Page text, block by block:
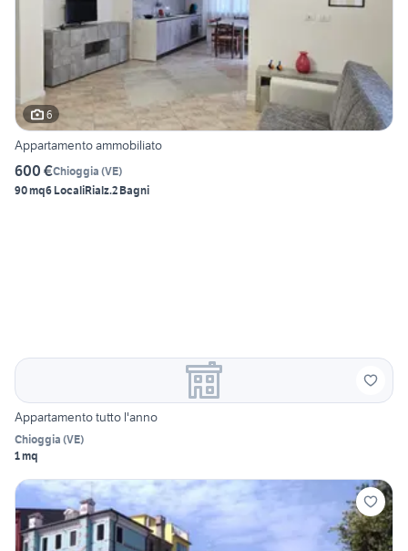
6
Appartamento ammobiliato
600 €Chioggia (VE)
90 mq6 LocaliRialz.2 Bagni
Appartamento tutto l'anno
Chioggia (VE)
1 mq